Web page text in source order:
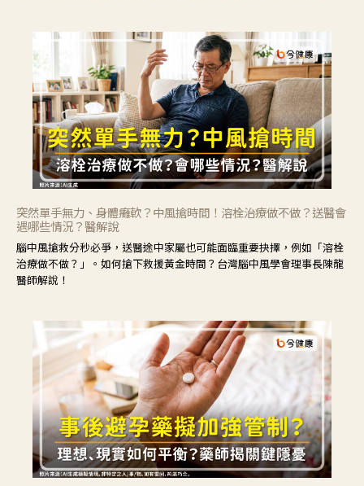
突然單手無力、身體癱軟？中風搶時間！溶栓治療做不做？送醫會
遇哪些情況？醫解說
腦中風搶救分秒必爭，送醫途中家屬也可能面臨重要抉擇，例如「溶栓
治療做不做？」。如何搶下救援黃金時間？台灣腦中風學會理事長陳龍
醫師解說！